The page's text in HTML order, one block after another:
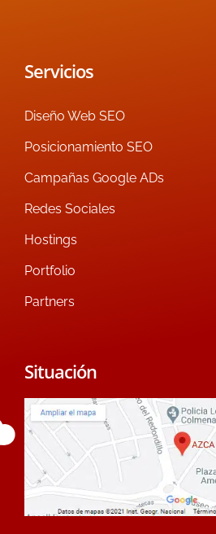
Servicios
Diseño Web SEO
Posicionamiento SEO
Campañas Google ADs
Redes Sociales
Hostings
Portfolio
Partners
Situación